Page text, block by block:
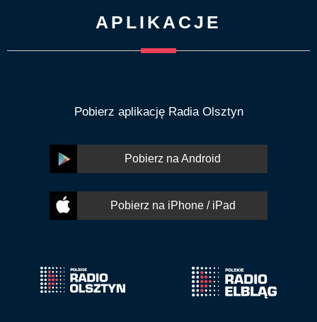
APLIKACJE
Pobierz aplikację Radia Olsztyn
Pobierz na Android
Pobierz na iPhone / iPad